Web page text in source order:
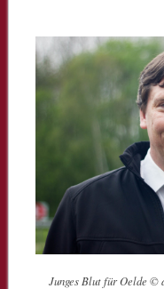
Junges Blut für Oelde